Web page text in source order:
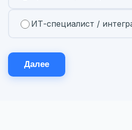
ИТ-специалист /
Далее